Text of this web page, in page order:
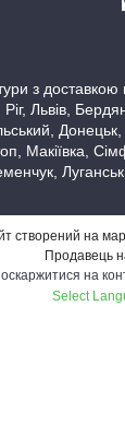
з
Львів,
Макіївка,
створений на
Продавець
на
Select